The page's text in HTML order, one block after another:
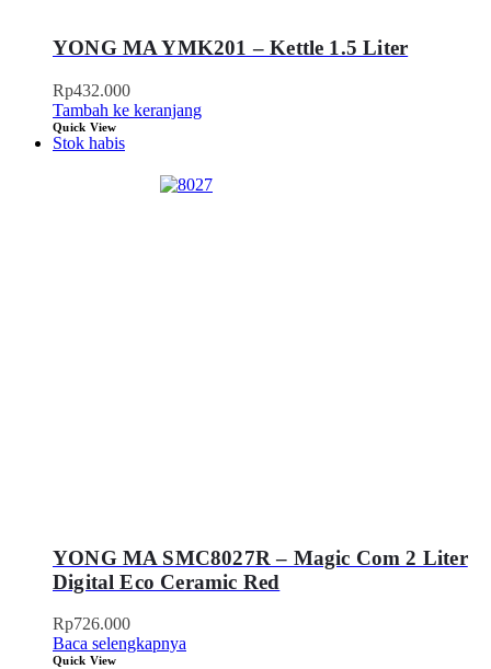
YONG MA YMK201 – Kettle 1.5 Liter
Rp432.000
Tambah ke keranjang
Quick View
Stok habis
YONG MA SMC8027R – Magic Com 2 Liter
Digital Eco Ceramic Red
Rp726.000
Baca selengkapnya
Quick View